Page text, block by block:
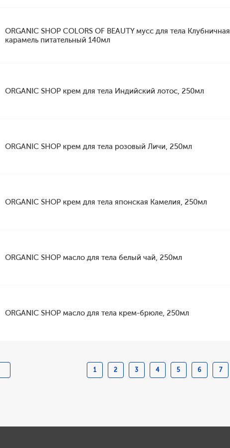
ORGANIC SHOP COLORS OF BEAUTY мусс для тела Клубничная
карамель питательный 140мл
ORGANIC SHOP крем для тела Индийский лотос, 250мл
ORGANIC SHOP крем для тела розовый Личи, 250мл
ORGANIC SHOP крем для тела японская Камелия, 250мл
ORGANIC SHOP масло для тела белый чай, 250мл
ORGANIC SHOP масло для тела крем-брюле, 250мл
1 2 3 4 5 6 7